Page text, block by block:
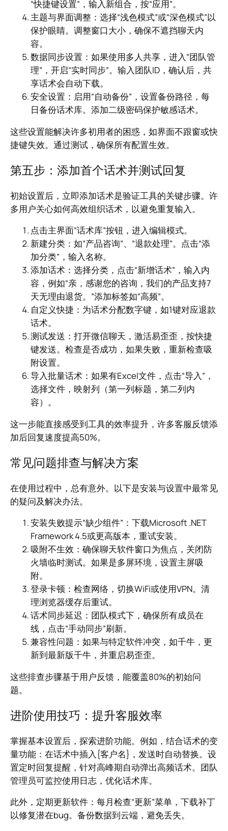
“快捷键设置”，输入新组合，按“应用”。
主题与界面调整：选择“浅色模式”或“深色模式”以
保护眼睛。调整窗口大小，确保不遮挡聊天内
容。
数据同步设置：如果使用多人共享，进入“团队管
理”，开启“实时同步”。输入团队ID，确认后，共
享话术会自动下载。
安全设置：启用“自动备份”，设置备份路径，每
日备份话术库。添加二级密码保护敏感话术。
这些设置能解决许多初用者的困惑，如界面不跟窗或快
捷键失效。通过测试，确保所有配置生效。
第五步：添加首个话术并测试回复
初始设置后，立即添加话术是验证工具的关键步骤。许
多用户关心如何高效组织话术，以避免重复输入。
点击主界面“话术库”按钮，进入编辑模式。
新建分类：如“产品咨询”、“退款处理”。点击“添
加分类”，输入名称。
添加话术：选择分类，点击“新增话术”，输入内
容，例如“亲，感谢您的咨询，我们的产品支持7
天无理由退货。”添加标签如“高频”。
自定义快捷：为话术分配数字键，如1键对应退款
话术。
测试发送：打开微信聊天，激活易歪歪，按快捷
键发送。检查是否成功，如果失败，重新检查吸
附设置。
导入批量话术：如果有Excel文件，点击“导入”，
选择文件，映射列（第一列标题，第二列内
容）。
这一步能直接感受到工具的效率提升，许多客服反馈添
加后回复速度提高50%。
常见问题排查与解决方案
在使用过程中，总有意外。以下是安装与设置中最常见
的疑问及解决办法。
安装失败提示“缺少组件”：下载Microsoft .NET
Framework 4.5或更高版本，重试安装。
吸附不生效：确保聊天软件窗口为焦点，关闭防
火墙临时测试。如果是多屏环境，设置主屏吸
附。
登录卡顿：检查网络，切换WiFi或使用VPN。清
理浏览器缓存后重试。
话术同步延迟：团队模式下，确保所有成员在
线，点击“手动同步”刷新。
兼容性问题：如果与特定软件冲突，如千牛，更
新到最新版千牛，并重启易歪歪。
这些排查步骤基于用户反馈，能覆盖80%的初始问
题。
进阶使用技巧：提升客服效率
掌握基本设置后，探索进阶功能。例如，结合话术的变
量功能：在话术中插入{客户名}，发送时自动替换。设
置定时回复提醒，针对高峰期自动弹出高频话术。团队
管理员可监控使用日志，优化话术库。
此外，定期更新软件：每月检查“更新”菜单，下载补丁
以修复潜在bug。备份数据到云端，避免丢失。